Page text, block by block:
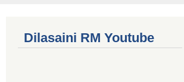
Dilasaini RM Youtube